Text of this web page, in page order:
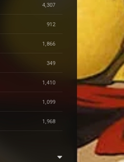
4,307
912
1,866
349
1,410
1,099
1,968